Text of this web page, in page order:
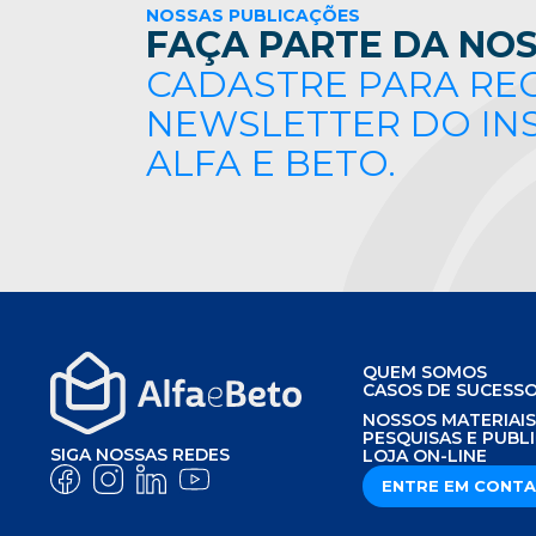
NOSSAS PUBLICAÇÕES
FAÇA PARTE DA
CADASTRE PARA
NEWSLETTER DO
ALFA E BETO.
SIGA NOSSAS REDES
QUEM SOMOS
CASOS DE
NOSSOS MATERIAIS
PESQUISAS E
LOJA ON-LINE
ENTRE EM